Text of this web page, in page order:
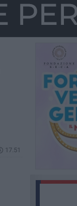
17.51